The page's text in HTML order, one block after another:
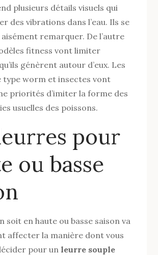
plusieurs détails visuels qui
des vibrations dans l’eau. Ils se
remarquer. De l’autre
fitness vont limiter
génèrent autour d’eux. Les
type worm et insectes vont
priorités d’imiter la forme des
usuelles des poissons.
pour
ou basse
soit en haute ou basse saison va
affecter la manière dont vous
pour un leurre souple